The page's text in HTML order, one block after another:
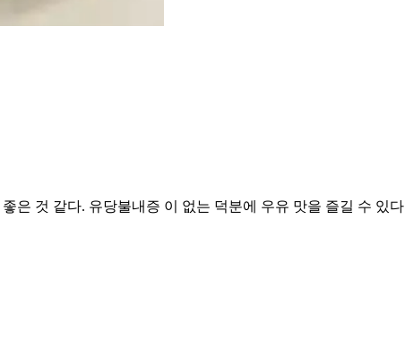
은 것 같다. 유당불내증 이 없는 덕분에 우유 맛을 즐길 수 있다